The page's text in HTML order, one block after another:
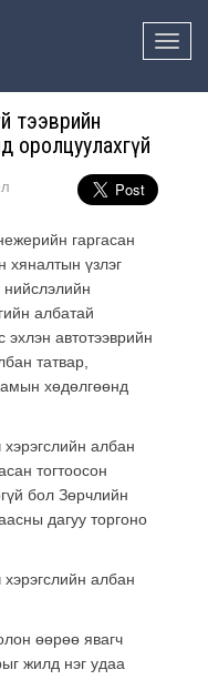
Toggle
тээврийн
оролцуулахгүй
гаргасан
хяналтын үзлэг
албатай
автотээврийн
татвар,
хөдөлгөөнд
албан
тогтоосон
бол Зөрчлийн
дагуу торгоно
албан
өөрөө явагч
жилд нэг удаа